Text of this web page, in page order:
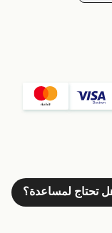
تحتاج لمساعدة؟